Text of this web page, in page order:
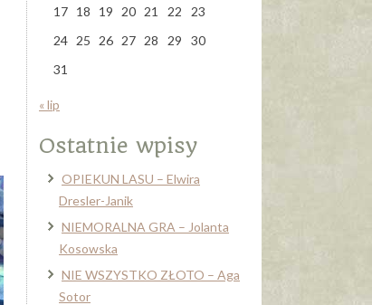
17
18 19 20 21 22
23
24
25 26 27 28 29
30
31
« lip
Ostatnie wpisy
OPIEKUN LASU – Elwira
Dresler-Janik
NIEMORALNA GRA – Jolanta
Kosowska
NIE WSZYSTKO ZŁOTO – Aga
Sotor